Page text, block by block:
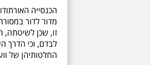
הכנסייה
מדור לדור
זו, שכן לשיטתה,
לבדם, וכי הדרך
החלטותיהן של